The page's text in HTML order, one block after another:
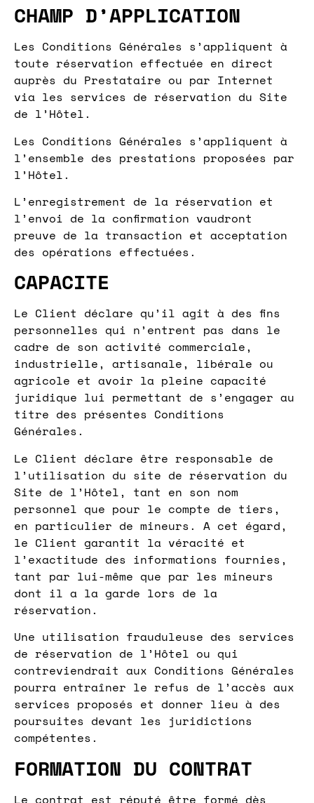
CHAMP D’APPLICATION
Les Conditions Générales s’appliquent à
toute réservation effectuée en direct
auprès du Prestataire ou par Internet
via les services de réservation du Site
de l’Hôtel.
Les Conditions Générales s’appliquent à
l’ensemble des prestations proposées par
l’Hôtel.
L’enregistrement de la réservation et
l’envoi de la confirmation vaudront
preuve de la transaction et acceptation
des opérations effectuées.
CAPACITE
Le Client déclare qu’il agit à des fins
personnelles qui n’entrent pas dans le
cadre de son activité commerciale,
industrielle, artisanale, libérale ou
agricole et avoir la pleine capacité
juridique lui permettant de s’engager au
titre des présentes Conditions
Générales.
Le Client déclare être responsable de
l’utilisation du site de réservation du
Site de l’Hôtel, tant en son nom
personnel que pour le compte de tiers,
en particulier de mineurs. A cet égard,
le Client garantit la véracité et
l’exactitude des informations fournies,
tant par lui-même que par les mineurs
dont il a la garde lors de la
réservation.
Une utilisation frauduleuse des services
de réservation de l’Hôtel ou qui
contreviendrait aux Conditions Générales
pourra entraîner le refus de l’accès aux
services proposés et donner lieu à des
poursuites devant les juridictions
compétentes.
FORMATION DU CONTRAT
Le contrat est réputé être formé dès